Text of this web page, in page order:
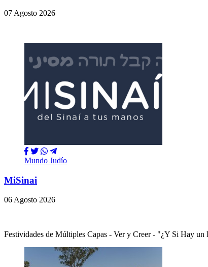
07 Agosto 2026
Mundo Judío
MiSinai
06 Agosto 2026
Festividades de Múltiples Capas - Ver y Creer - "¿Y Si